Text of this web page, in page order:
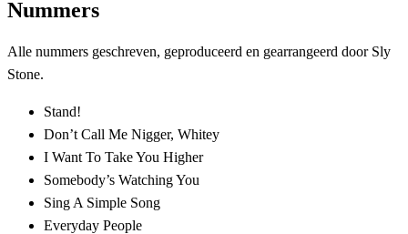
Nummers
Alle nummers geschreven, geproduceerd en gearrangeerd door Sly
Stone.
Stand!
Don’t Call Me Nigger, Whitey
I Want To Take You Higher
Somebody’s Watching You
Sing A Simple Song
Everyday People